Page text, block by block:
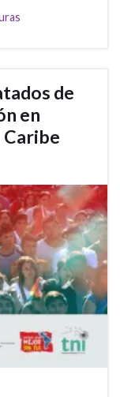
de
en
Caribe